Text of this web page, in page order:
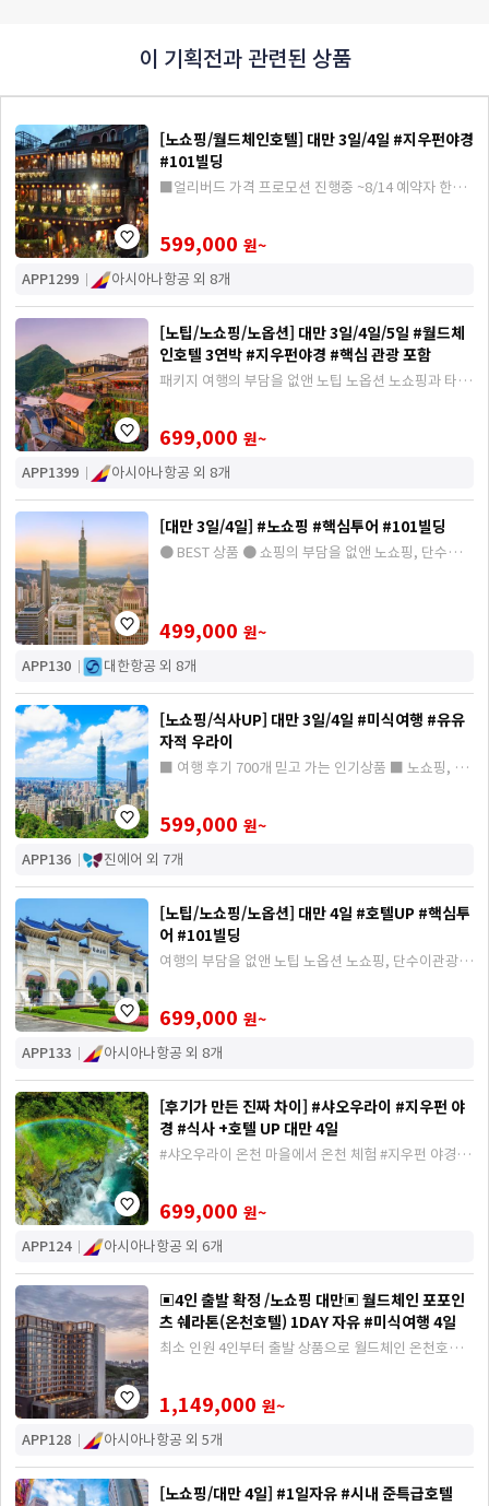
이 기획전과 관련된 상품
[노쇼핑/월드체인호텔] 대만 3일/4일 #지우펀야경
#101빌딩
■얼리버드 가격 프로모션 진행중 ~8/14 예약자 한정
599,000 원~
APP1299 아시아나항공 외 8개
[노팁/노쇼핑/노옵션] 대만 3일/4일/5일 #월드체
인호텔 3연박 #지우펀야경 #핵심 관광 포함
패키지 여행의 부담을 없앤 노팁 노옵션 노쇼핑과 타이
699,000 원~
APP1399 아시아나항공 외 8개
[대만 3일/4일] #노쇼핑 #핵심투어 #101빌딩
● BEST 상품 ● 쇼핑의 부담을 없앤 노쇼핑, 단수이관
499,000 원~
APP130 대한항공 외 8개
[노쇼핑/식사UP] 대만 3일/4일 #미식여행 #유유
자적 우라이
■ 여행 후기 700개 믿고 가는 인기상품 ■ 노쇼핑, 우
599,000 원~
APP136 진에어 외 7개
[노팁/노쇼핑/노옵션] 대만 4일 #호텔UP #핵심투
어 #101빌딩
여행의 부담을 없앤 노팁 노옵션 노쇼핑, 단수이관광 ,
699,000 원~
APP133 아시아나항공 외 8개
[후기가 만든 진짜 차이] #샤오우라이 #지우펀 야
경 #식사 +호텔 UP 대만 4일
#샤오우라이 온천 마을에서 온천 체험 #지우펀 야경 #
699,000 원~
APP124 아시아나항공 외 6개
▣4인 출발 확정 /노쇼핑 대만▣ 월드체인 포포인
츠 쉐라톤(온천호텔) 1DAY 자유 #미식여행 4일
최소 인원 4인부터 출발 상품으로 월드체인 온천호텔
1,149,000 원~
APP128 아시아나항공 외 5개
[노쇼핑/대만 4일] #1일자유 #시내 준특급호텔